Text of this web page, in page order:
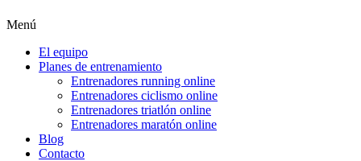
Menú
El equipo
Planes de entrenamiento
Entrenadores running online
Entrenadores ciclismo online
Entrenadores triatlón online
Entrenadores maratón online
Blog
Contacto